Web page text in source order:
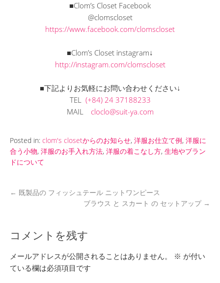
■Clom’s Closet Facebook
@clomscloset
https://www.facebook.com/clomscloset
■Clom’s Closet instagram↓
http://instagram.com/clomscloset
■下記よりお気軽にお問い合わせください↓
TEL (+84) 24 37188233
MAIL cloclo@suit-ya.com
Posted in: clom's closetからのお知らせ, 洋服お仕立て例, 洋服に
合う小物, 洋服のお手入れ方法, 洋服の着こなし方, 生地やブラン
ドについて
← 既製品の フィッシュテール ニットワンピース
ブラウス と スカート の セットアップ →
コメントを残す
メールアドレスが公開されることはありません。 ※ が付い
ている欄は必須項目です